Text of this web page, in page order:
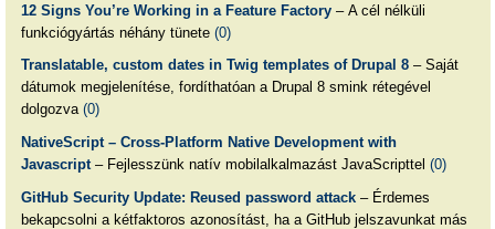
12 Signs You’re Working in a Feature Factory– A cél nélküli
funkciógyártás néhány tünete (0)
Translatable, custom dates in Twig templates of Drupal 8– Saját
dátumok megjelenítése, fordíthatóan a Drupal 8 smink rétegével
dolgozva (0)
NativeScript – Cross-Platform Native Development with
Javascript– Fejlesszünk natív mobilalkalmazást JavaScripttel (0)
GitHub Security Update: Reused password attack– Érdemes
bekapcsolni a kétfaktoros azonosítást, ha a GitHub jelszavunkat más